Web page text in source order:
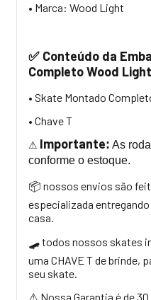
• Marca: Wood Light
✅ Conteúdo da
Completo Wood Light
• Skate Montado
• Chave T
⚠ Importante: As
conforme o estoque.
📦 nossos envios são
especializada
casa.
🛹todos nossos skates
uma CHAVE T de brinde,
seu skate.
Nossa Garantia é de